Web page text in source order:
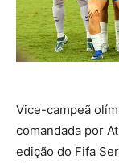
Vice-campeã
comandada por
edição do Fifa